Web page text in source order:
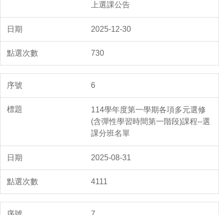
上選課公告
2025-12-30
730
6
114學年度第一學期各項多元選修
(含彈性學習時間第一階段)課程--選
課分班名單
2025-08-31
4111